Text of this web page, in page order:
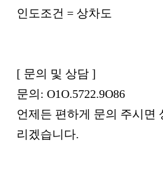
인도조건 = 상차도
[ 문의 및 상담 ]
문의: O1O.5722.9O86
언제든 편하게 문의 주시면
리겠습니다.